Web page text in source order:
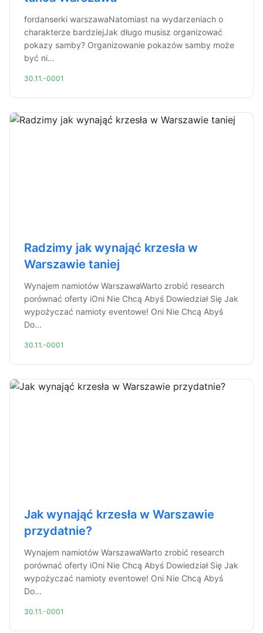
fordanserki warszawaNatomiast na wydarzeniach o
charakterze bardziejJak długo musisz organizować
pokazy samby? Organizowanie pokazów samby może
być ni...
30.11.-0001
Radzimy jak wynająć krzesła w
Warszawie taniej
Wynajem namiotów WarszawaWarto zrobić research
porównać oferty iOni Nie Chcą Abyś Dowiedział Się Jak
wypożyczać namioty eventowe! Oni Nie Chcą Abyś
Do...
30.11.-0001
Jak wynająć krzesła w Warszawie
przydatnie?
Wynajem namiotów WarszawaWarto zrobić research
porównać oferty iOni Nie Chcą Abyś Dowiedział Się Jak
wypożyczać namioty eventowe! Oni Nie Chcą Abyś
Do...
30.11.-0001